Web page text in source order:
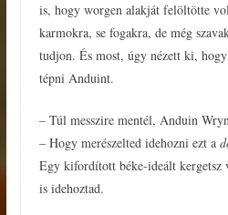
is, hogy worgen alakját felöltötte
karmokra, se fogakra, de még
tudjon. És most, úgy nézett ki,
tépni Anduint.
– Túl messzire mentél, Anduin
– Hogy merészelted idehozni ezt a
Egy kifordított béke-ideált kergetsz
is idehoztad.